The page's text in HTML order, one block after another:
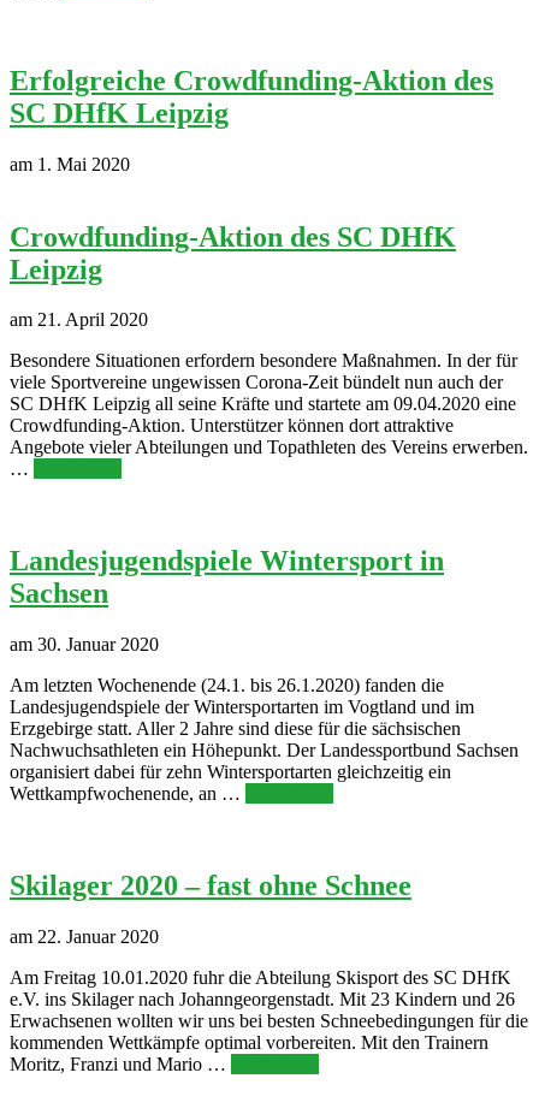
Erfolgreiche Crowdfunding-Aktion des
SC DHfK Leipzig
am 1. Mai 2020
Crowdfunding-Aktion des SC DHfK
Leipzig
am 21. April 2020
Besondere Situationen erfordern besondere Maßnahmen. In der für
viele Sportvereine ungewissen Corona-Zeit bündelt nun auch der
SC DHfK Leipzig all seine Kräfte und startete am 09.04.2020 eine
Crowdfunding-Aktion. Unterstützer können dort attraktive
Angebote vieler Abteilungen und Topathleten des Vereins erwerben.
…
Landesjugendspiele Wintersport in
Sachsen
am 30. Januar 2020
Am letzten Wochenende (24.1. bis 26.1.2020) fanden die
Landesjugendspiele der Wintersportarten im Vogtland und im
Erzgebirge statt. Aller 2 Jahre sind diese für die sächsischen
Nachwuchsathleten ein Höhepunkt. Der Landessportbund Sachsen
organisiert dabei für zehn Wintersportarten gleichzeitig ein
Wettkampfwochenende, an …
Skilager 2020 – fast ohne Schnee
am 22. Januar 2020
Am Freitag 10.01.2020 fuhr die Abteilung Skisport des SC DHfK
e.V. ins Skilager nach Johanngeorgenstadt. Mit 23 Kindern und 26
Erwachsenen wollten wir uns bei besten Schneebedingungen für die
kommenden Wettkämpfe optimal vorbereiten. Mit den Trainern
Moritz, Franzi und Mario …